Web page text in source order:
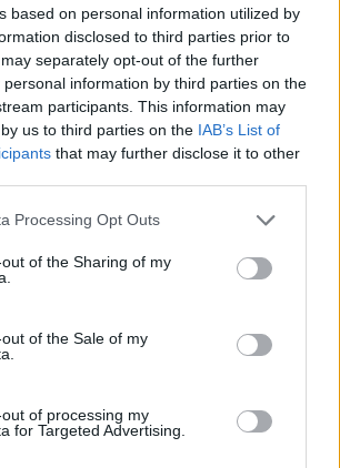
based on personal information utilized by
disclosed to third parties prior to
separately opt-out of the further
information by third parties on the
participants. This information may
us to third parties on the IAB’s List of
that may further disclose it to other
Processing Opt Outs
of the Sharing of my
of the Sale of my
of processing my
for Targeted Advertising.
παρέμβει προσωπικά και να μην
τις δηλώσεις μελών της
πάνε στα χωριά τους"». «Έχει τα
Δεν έχει τη βούληση»,
ότι «Τρόφιμα - Καύσιμα -
κρίκοι της ίδιας αλυσίδας». «Ενός
πρωθυπουργού που κάθεται
να ανεβαίνουν. Για να έρθει μετά